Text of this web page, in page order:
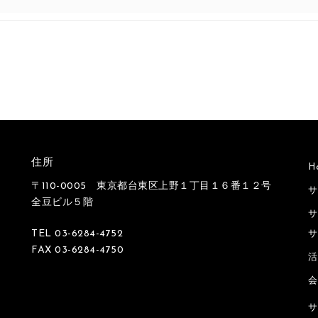
住所
〒110-0005 東京都台東区上野１丁目１６番１２号
全豆ビル５階
TEL 03-6284-4752
FAX 03-6284-4750